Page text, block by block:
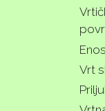
Vrt